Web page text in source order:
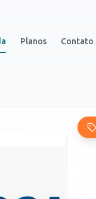
Planos Contato